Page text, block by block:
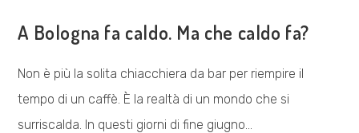
A Bologna fa caldo. Ma che caldo fa?
Non è più la solita chiacchiera da bar per riempire il
tempo di un caffè. È la realtà di un mondo che si
surriscalda. In questi giorni di fine giugno…